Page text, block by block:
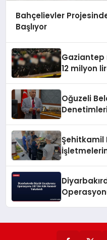
Bahçelievler
Başlıyor
12 milyon
Oğuzeli
Şehitkamil